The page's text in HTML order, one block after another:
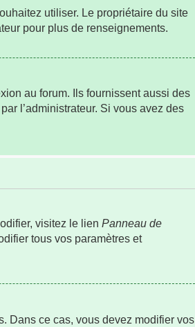
utiliser. Le propriétaire du site
pour plus de renseignements.
au forum. Ils fournissent aussi des
l’administrateur. Si vous avez des
visitez le lien Panneau de
tous vos paramètres et
Dans ce cas, vous devez modifier vos